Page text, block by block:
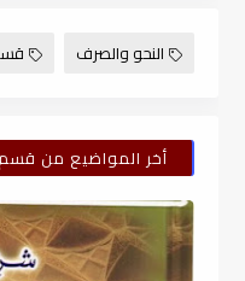
النحو والصرف
أخر المواضيع من